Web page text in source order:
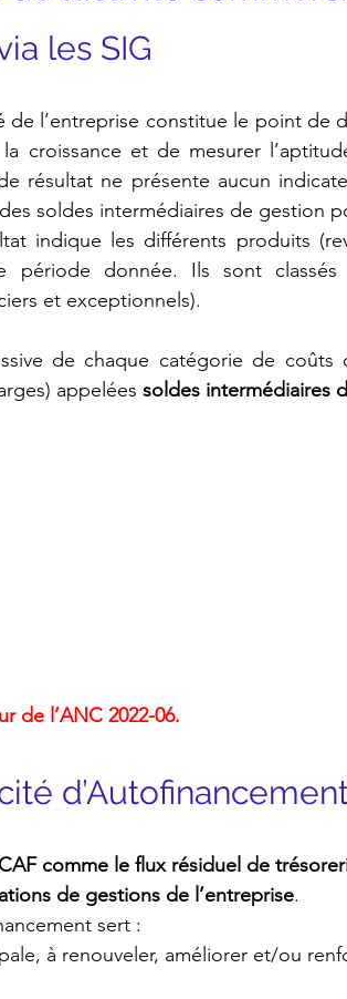
les SIG
de l’entreprise constitue le point
croissance et de mesurer
résultat ne présente aucun
soldes intermédiaires de gestion
indique les différents produits
période donnée. Ils sont
et exceptionnels).
de chaque catégorie de coûts
appelées soldes intermédiaires
de l’ANC 2022-06.
comme le flux résiduel de
de gestions de l’entreprise.
sert :
à renouveler, améliorer et/ou